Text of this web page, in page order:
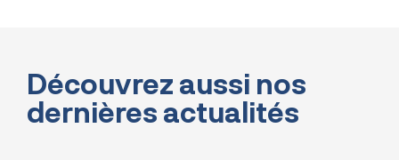
Découvrez aussi nos
dernières actualités